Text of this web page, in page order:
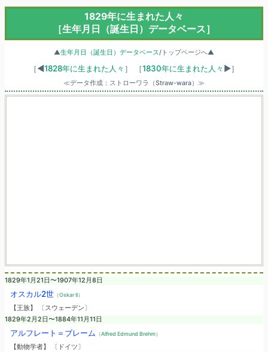
1829年に生まれた人々
［生年月日（誕生日）データベース］
▲生年月日（誕生日）データベース/トップページへ▲
［◀1828年に生まれた人々 ］ ［1830年に生まれた人々 ▶］
≪データ作成：ストローワラ（Straw-wara）≫
1829年1月21日〜1907年12月8日
オスカル2世（Oskar II）
【王族】 〔スウェーデン〕
1829年2月2日〜1884年11月11日
アルフレート＝ブレーム （Alfred Edmund Brehm）
【動物学者】 〔ドイツ〕